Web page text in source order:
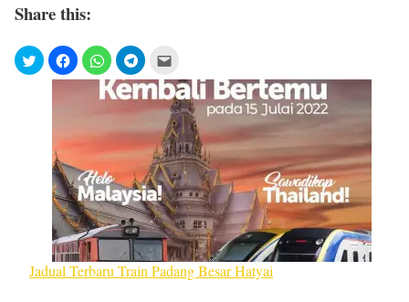
Share this:
Jadual Terbaru Train Padang Besar Hatyai